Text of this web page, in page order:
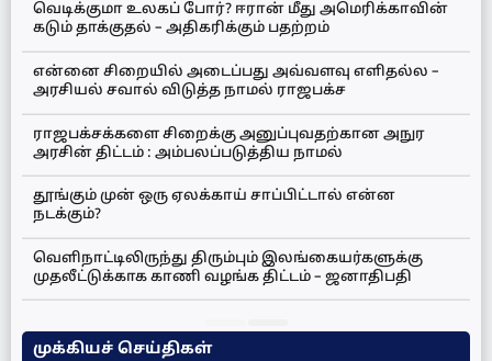
வெடிக்குமா உலகப் போர்? ஈரான் மீது அமெரிக்காவின்
கடும் தாக்குதல் – அதிகரிக்கும் பதற்றம்
என்னை சிறையில் அடைப்பது அவ்வளவு எளிதல்ல –
அரசியல் சவால் விடுத்த நாமல் ராஜபக்ச
ராஜபக்சக்களை சிறைக்கு அனுப்புவதற்கான அநுர
அரசின் திட்டம் : அம்பலப்படுத்திய நாமல்
தூங்கும் முன் ஒரு ஏலக்காய் சாப்பிட்டால் என்ன
நடக்கும்?
வெளிநாட்டிலிருந்து திரும்பும் இலங்கையர்களுக்கு
முதலீட்டுக்காக காணி வழங்க திட்டம் – ஜனாதிபதி
முக்கியச் செய்திகள்